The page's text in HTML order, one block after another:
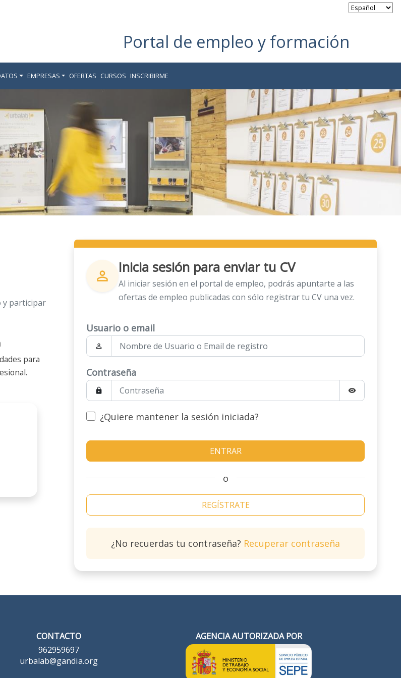
Portal de empleo y formación
EMPRESAS OFERTAS CURSOS INSCRIBIRME
y participar
para
person_outline Inicia sesión para enviar tu CV
Al iniciar sesión en el portal de empleo, podrás apuntarte a las
ofertas de empleo publicadas con sólo registrar tu CV una vez.
Usuario o email
person_outline
Contraseña
lock visibility
¿Quiere mantener la sesión iniciada?
o
REGÍSTRATE
¿No recuerdas tu contraseña? Recuperar contraseña
CONTACTO
962959697
urbalab@gandia.org
AGENCIA AUTORIZADA POR